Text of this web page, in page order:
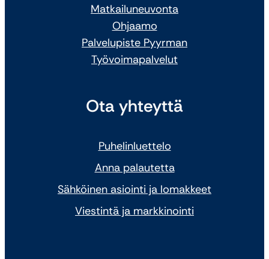
Matkailuneuvonta
Ohjaamo
Palvelupiste Pyyrman
Työvoimapalvelut
Ota yhteyttä
Puhelinluettelo
Anna palautetta
Sähköinen asiointi ja lomakkeet
Viestintä ja markkinointi